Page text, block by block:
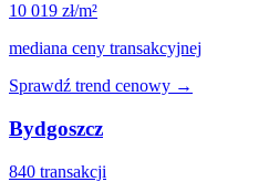
10 019 zł/m²
mediana ceny transakcyjnej
Sprawdź trend cenowy →
Bydgoszcz
840 transakcji